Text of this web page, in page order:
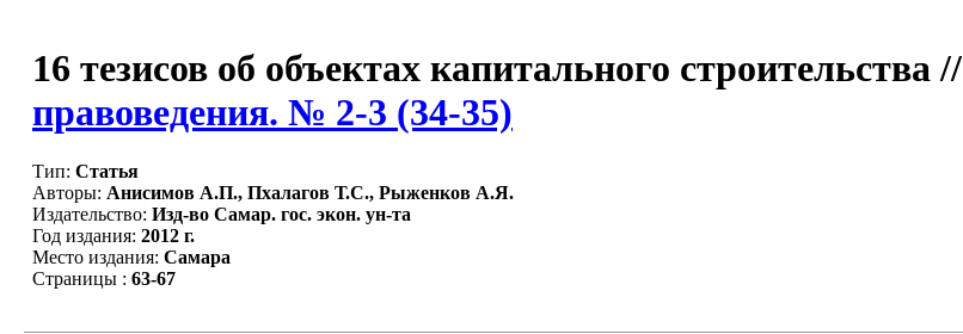
16 тезисов об объектах капитального строительства //
правоведения. № 2-3 (34-35)
Тип: Статья
Авторы: Анисимов А.П., Пхалагов Т.С., Рыженков А.Я.
Издательство: Изд-во Самар. гос. экон. ун-та
Год издания: 2012 г.
Место издания: Самара
Страницы : 63-67